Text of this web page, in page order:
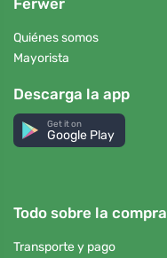
Ferwer
Quiénes somos
Mayorista
Descarga la app
Get it on
Google Play
Todo sobre la compra
Transporte y pago